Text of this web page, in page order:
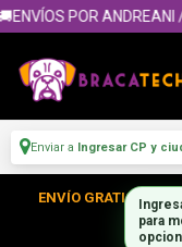
POR ANDREANI
Enviar a Ingresar CP y
ENVÍO GRATIS
para